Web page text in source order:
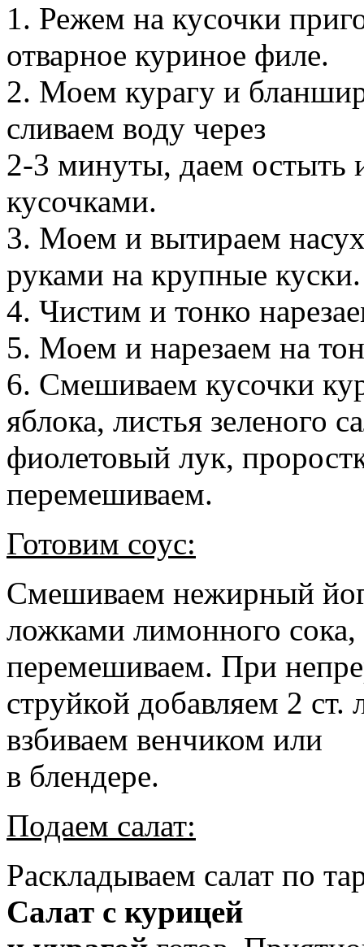
1. Режем на кусочки
отварное куриное филе.
2. Моем курагу и
сливаем воду через
2-3 минуты, даем остыть
кусочками.
3. Моем и вытираем
руками на крупные куски.
4. Чистим и тонко
5. Моем и нарезаем на
6. Смешиваем кусочки
яблока, листья зеленого
фиолетовый лук,
перемешиваем.
Готовим соус:
Смешиваем нежирный
ложками лимонного
перемешиваем. При
струйкой добавляем 2
взбиваем венчиком или
в блендере.
Подаем салат:
Раскладываем салат по
Салат с курицей